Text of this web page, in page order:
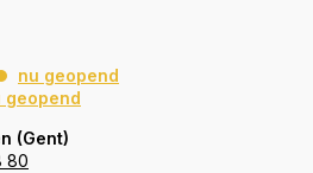
nu geopend
geopend
(Gent)
80